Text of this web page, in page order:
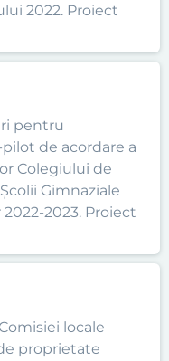
2022. Proiect
pentru
de acordare a
Colegiului de
Gimnaziale
2023. Proiect
locale
proprietate